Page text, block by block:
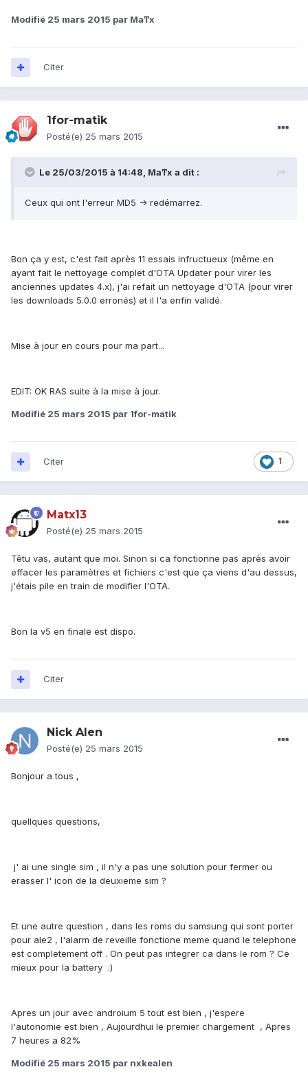
Modifié 25 mars 2015 par Maͳx
Citer
1for-matik
Posté(e) 25 mars 2015
Le 25/03/2015 à 14:48, Maͳx a dit :
Ceux qui ont l'erreur MD5 -> redémarrez.
Bon ça y est, c'est fait après 11 essais infructueux (même en
ayant fait le nettoyage complet d'OTA Updater pour virer les
anciennes updates 4.x), j'ai refait un nettoyage d'OTA (pour virer
les downloads 5.0.0 erronés) et il l'a enfin validé.
Mise à jour en cours pour ma part...
EDIT: OK RAS suite à la mise à jour.
Modifié 25 mars 2015 par 1for-matik
1
Citer
Matx13
Posté(e) 25 mars 2015
Têtu vas, autant que moi. Sinon si ca fonctionne pas après avoir
effacer les paramètres et fichiers c'est que ça viens d'au dessus,
j'étais pile en train de modifier l'OTA.
Bon la v5 en finale est dispo.
Citer
Nick Alen
Posté(e) 25 mars 2015
Bonjour a tous ,
quellques questions,
j' ai une single sim , il n'y a pas une solution pour fermer ou
erasser l' icon de la deuxieme sim ?
Et une autre question , dans les roms du samsung qui sont porter
pour ale2 , l'alarm de reveille fonctione meme quand le telephone
est completement off . On peut pas integrer ca dans le rom ? Ce
mieux pour la battery :)
Apres un jour avec androium 5 tout est bien , j'espere
l'autonomie est bien , Aujourdhui le premier chargement , Apres
7 heures a 82%
Modifié 25 mars 2015 par nxkealen